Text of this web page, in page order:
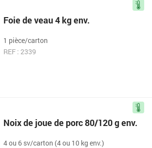
Foie de veau 4 kg env.
1 pièce/carton
REF : 2339
Noix de joue de porc 80/120 g env.
4 ou 6 sv/carton (4 ou 10 kg env.)